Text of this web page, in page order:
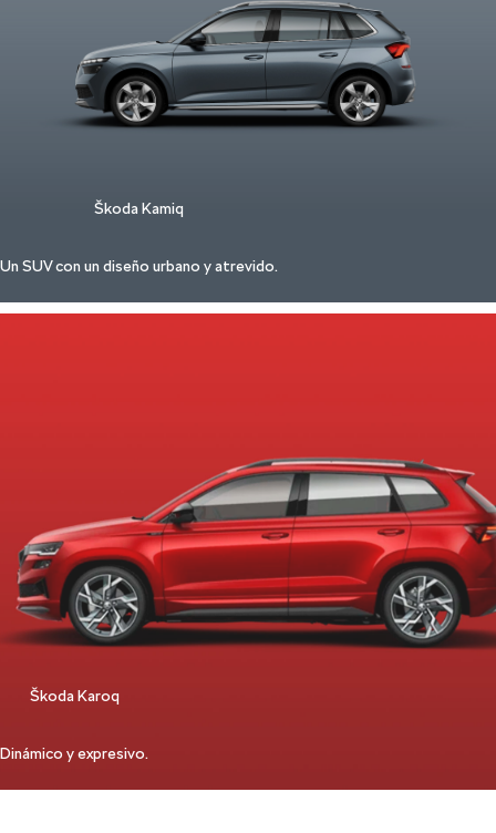
Škoda Kamiq
Un SUV con un diseño urbano y atrevido.
Škoda Karoq
Dinámico y expresivo.